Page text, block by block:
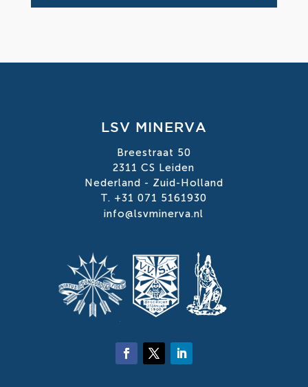
LSV MINERVA
Breestraat 50
2311 CS Leiden
Nederland - Zuid-Holland
T. +31 071 5161930
info@lsvminerva.nl